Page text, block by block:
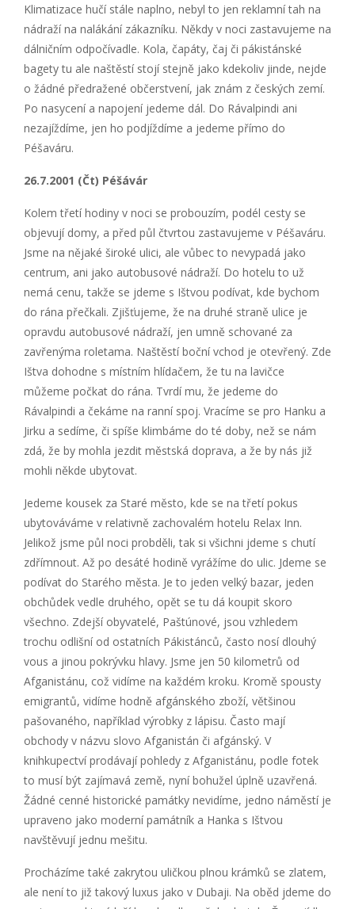
Klimatizace hučí stále naplno, nebyl to jen reklamní tah na
nádraží na nalákání zákazníku. Někdy v noci zastavujeme na
dálničním odpočívadle. Kola, čapáty, čaj či pákistánské
bagety tu ale naštěstí stojí stejně jako kdekoliv jinde, nejde
o žádné předražené občerstvení, jak znám z českých zemí.
Po nasycení a napojení jedeme dál. Do Rávalpindi ani
nezajíždíme, jen ho podjíždíme a jedeme přímo do
Péšaváru.
26.7.2001 (Čt) Péšávár
Kolem třetí hodiny v noci se probouzím, podél cesty se
objevují domy, a před půl čtvrtou zastavujeme v Péšaváru.
Jsme na nějaké široké ulici, ale vůbec to nevypadá jako
centrum, ani jako autobusové nádraží. Do hotelu to už
nemá cenu, takže se jdeme s Ištvou podívat, kde bychom
do rána přečkali. Zjišťujeme, že na druhé straně ulice je
opravdu autobusové nádraží, jen umně schované za
zavřenýma roletama. Naštěstí boční vchod je otevřený. Zde
Ištva dohodne s místním hlídačem, že tu na lavičce
můžeme počkat do rána. Tvrdí mu, že jedeme do
Rávalpindi a čekáme na ranní spoj. Vracíme se pro Hanku a
Jirku a sedíme, či spíše klimbáme do té doby, než se nám
zdá, že by mohla jezdit městská doprava, a že by nás již
mohli někde ubytovat.
Jedeme kousek za Staré město, kde se na třetí pokus
ubytováváme v relativně zachovalém hotelu Relax Inn.
Jelikož jsme půl noci probděli, tak si všichni jdeme s chutí
zdřímnout. Až po desáté hodině vyrážíme do ulic. Jdeme se
podívat do Starého města. Je to jeden velký bazar, jeden
obchůdek vedle druhého, opět se tu dá koupit skoro
všechno. Zdejší obyvatelé, Paštúnové, jsou vzhledem
trochu odlišní od ostatních Pákistánců, často nosí dlouhý
vous a jinou pokrývku hlavy. Jsme jen 50 kilometrů od
Afganistánu, což vidíme na každém kroku. Kromě spousty
emigrantů, vidíme hodně afgánského zboží, většinou
pašovaného, například výrobky z lápisu. Často mají
obchody v názvu slovo Afganistán či afgánský. V
knihkupectví prodávají pohledy z Afganistánu, podle fotek
to musí být zajímavá země, nyní bohužel úplně uzavřená.
Žádné cenné historické památky nevidíme, jedno náměstí je
upraveno jako moderní památník a Hanka s Ištvou
navštěvují jednu mešitu.
Procházíme také zakrytou uličkou plnou krámků se zlatem,
ale není to již takový luxus jako v Dubaji. Na oběd jdeme do